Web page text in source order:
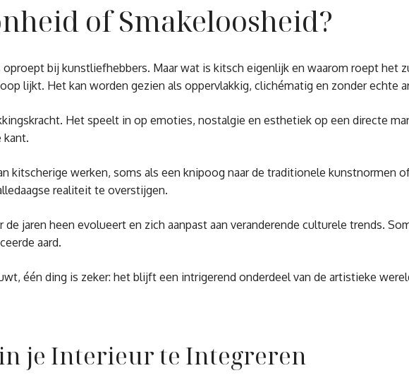
of Smakeloosheid?
bij kunstliefhebbers. Maar wat is kitsch eigenlijk en waarom roept
lijkt. Het kan worden gezien als oppervlakkig, clichématig en zonder echte
Het speelt in op emoties, nostalgie en esthetiek op een directe
kant.
kitscherige werken, soms als een knipoog naar de traditionele
realiteit te overstijgen.
jaren heen evolueert en zich aanpast aan veranderende culturele trends.
aard.
één ding is zeker: het blijft een intrigerend onderdeel van de artistieke
je Interieur te Integreren